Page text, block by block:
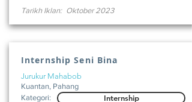
Tarikh Iklan: Oktober 2023
Internship Seni Bina
Jurukur Mahabob
Kuantan, Pahang
Kategori:
Internship